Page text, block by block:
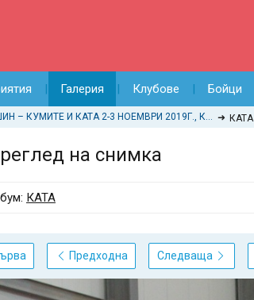
Галерия Клубове Бойци
ДЪРЖАВНО ПЪРВЕНСТВО ПО КАРАТЕ КИОКУШИН – КУМИТЕ И КАТА 2-3 НОЕМВРИ 2019Г., КРАНЕВО КАТА
на снимка
КАТА
Предходна Следваща